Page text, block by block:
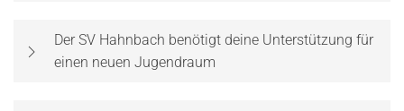
Der SV Hahnbach benötigt deine Unterstützung für
einen neuen Jugendraum